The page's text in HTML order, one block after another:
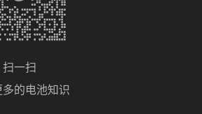
扫一扫
多的电池知识